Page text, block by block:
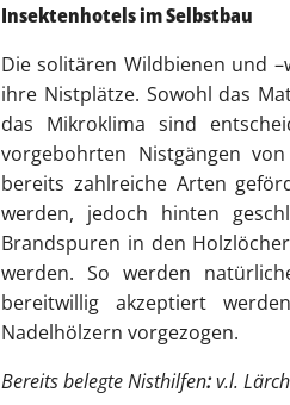
Insektenhotels im Selbstbau
Die solitären Wildbienen und
ihre Nistplätze. Sowohl das
das Mikroklima sind
vorgebohrten Nistgängen
bereits zahlreiche Arten
werden, jedoch hinten
Brandspuren in den
werden. So werden
bereitwillig akzeptiert
Nadelhölzern vorgezogen.
Bereits belegte Nisthilfen:v.l.